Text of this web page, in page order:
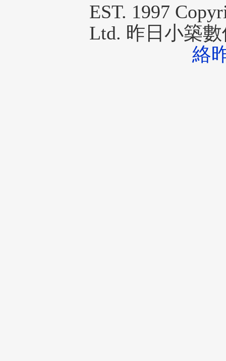
EST. 1997
Ltd. 昨日小築
絡